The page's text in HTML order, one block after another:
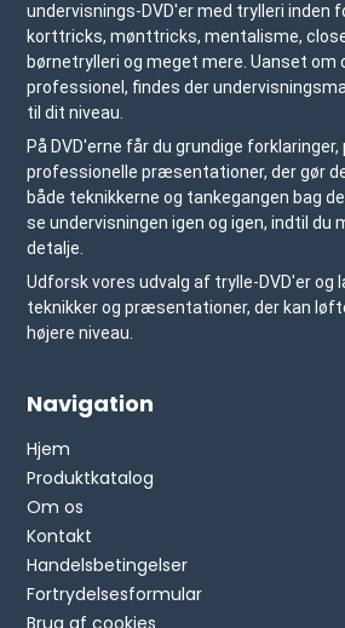
undervisnings-DVD'er med trylleri inden
korttricks, mønttricks, mentalisme,
børnetrylleri og meget mere. Uanset om
professionel, findes der
til dit niveau.
På DVD'erne får du grundige
professionelle præsentationer, der gør
både teknikkerne og tankegangen bag
se undervisningen igen og igen, indtil du
detalje.
Udforsk vores udvalg af trylle-DVD'er og
teknikker og præsentationer, der kan
højere niveau.
Navigation
Hjem
Produktkatalog
Om os
Kontakt
Handelsbetingelser
Fortrydelsesformular